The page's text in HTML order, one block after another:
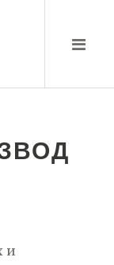
и